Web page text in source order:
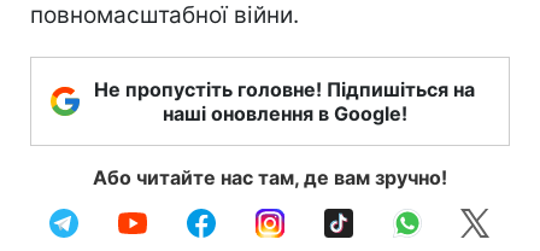
повномасштабної війни.
Не пропустіть головне! Підпишіться на
наші оновлення в Google!
Або читайте нас там, де вам зручно!